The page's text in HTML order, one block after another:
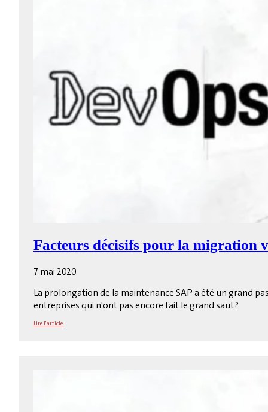
Facteurs décisifs pour la migration
7 mai 2020
La prolongation de la maintenance SAP a été un grand
entreprises qui n'ont pas encore fait le grand saut ?
Lire l'article